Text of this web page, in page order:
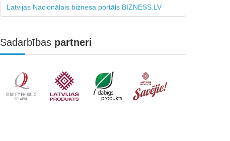
Latvijas Nacionālais biznesa portāls BIZNESS.LV
Sadarbības partneri